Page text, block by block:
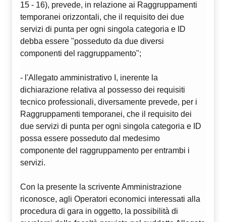
15 - 16), prevede, in relazione ai Raggruppamenti
temporanei orizzontali, che il requisito dei due
servizi di punta per ogni singola categoria e ID
debba essere "posseduto da due diversi
componenti del raggruppamento";
- l'Allegato amministrativo I, inerente la
dichiarazione relativa al possesso dei requisiti
tecnico professionali, diversamente prevede, per i
Raggruppamenti temporanei, che il requisito dei
due servizi di punta per ogni singola categoria e ID
possa essere posseduto dal medesimo
componente del raggruppamento per entrambi i
servizi.
Con la presente la scrivente Amministrazione
riconosce, agli Operatori economici interessati alla
procedura di gara in oggetto, la possibilità di